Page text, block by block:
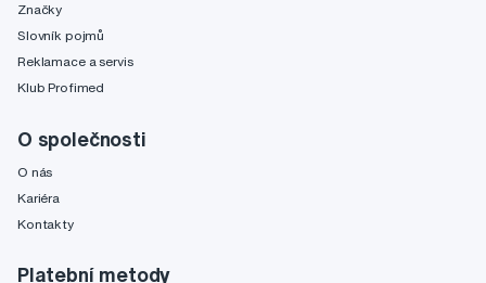
Značky
Slovník pojmů
Reklamace a servis
Klub Profimed
O společnosti
O nás
Kariéra
Kontakty
Platební metody